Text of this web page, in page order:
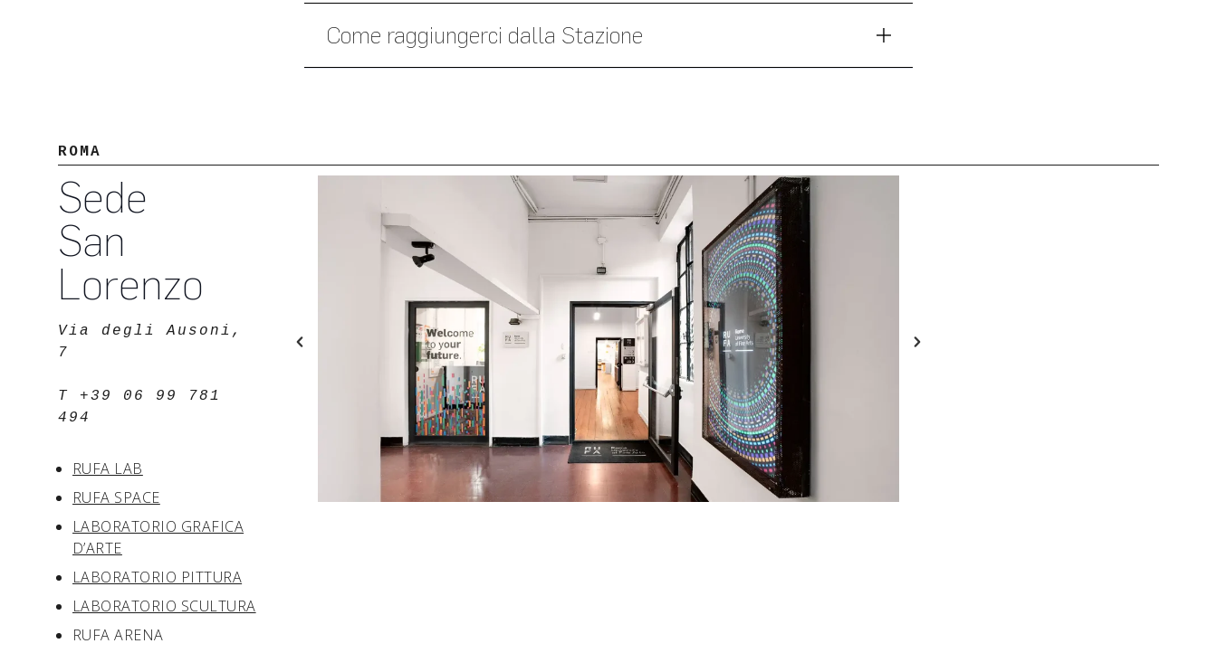
Come raggiungerci dalla Stazione
ROMA
Sede
San
Lorenzo
Via degli Ausoni,
7
T +39 06 99 781
494
RUFA LAB
RUFA SPACE
LABORATORIO GRAFICA
D’ARTE
LABORATORIO PITTURA
LABORATORIO SCULTURA
RUFA ARENA